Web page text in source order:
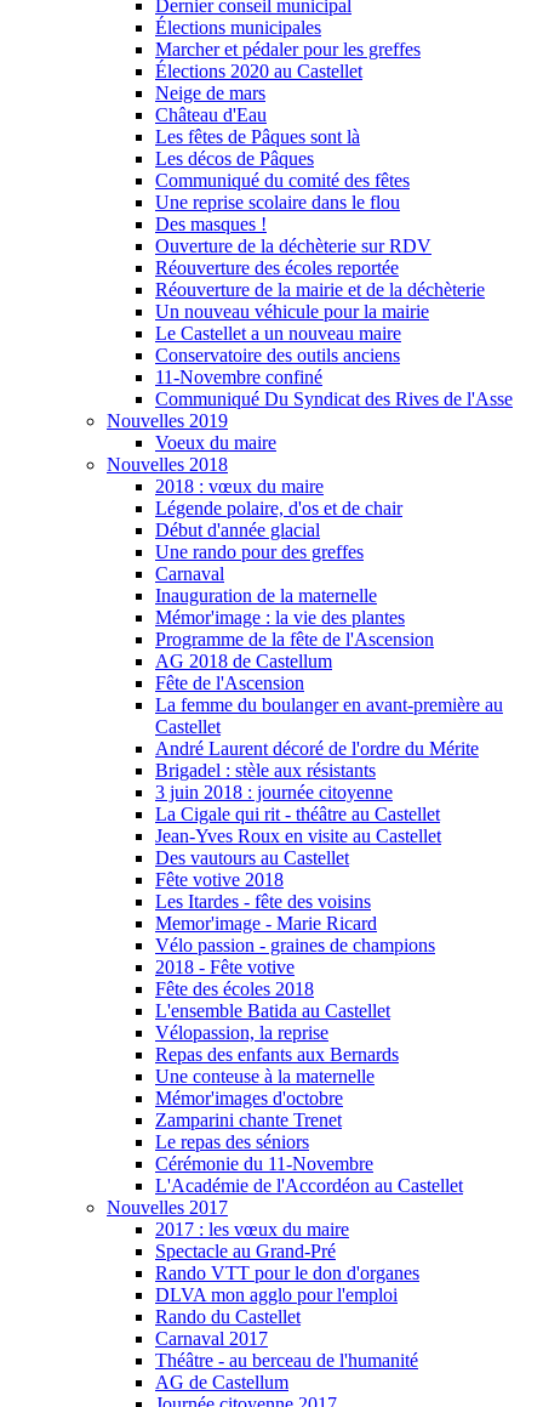
Dernier conseil municipal
Élections municipales
Marcher et pédaler pour les greffes
Élections 2020 au Castellet
Neige de mars
Château d'Eau
Les fêtes de Pâques sont là
Les décos de Pâques
Communiqué du comité des fêtes
Une reprise scolaire dans le flou
Des masques !
Ouverture de la déchèterie sur RDV
Réouverture des écoles reportée
Réouverture de la mairie et de la déchèterie
Un nouveau véhicule pour la mairie
Le Castellet a un nouveau maire
Conservatoire des outils anciens
11-Novembre confiné
Communiqué Du Syndicat des Rives de l'Asse
Nouvelles 2019
Voeux du maire
Nouvelles 2018
2018 : vœux du maire
Légende polaire, d'os et de chair
Début d'année glacial
Une rando pour des greffes
Carnaval
Inauguration de la maternelle
Mémor'image : la vie des plantes
Programme de la fête de l'Ascension
AG 2018 de Castellum
Fête de l'Ascension
La femme du boulanger en avant-première au
Castellet
André Laurent décoré de l'ordre du Mérite
Brigadel : stèle aux résistants
3 juin 2018 : journée citoyenne
La Cigale qui rit - théâtre au Castellet
Jean-Yves Roux en visite au Castellet
Des vautours au Castellet
Fête votive 2018
Les Itardes - fête des voisins
Memor'image - Marie Ricard
Vélo passion - graines de champions
2018 - Fête votive
Fête des écoles 2018
L'ensemble Batida au Castellet
Vélopassion, la reprise
Repas des enfants aux Bernards
Une conteuse à la maternelle
Mémor'images d'octobre
Zamparini chante Trenet
Le repas des séniors
Cérémonie du 11-Novembre
L'Académie de l'Accordéon au Castellet
Nouvelles 2017
2017 : les vœux du maire
Spectacle au Grand-Pré
Rando VTT pour le don d'organes
DLVA mon agglo pour l'emploi
Rando du Castellet
Carnaval 2017
Théâtre - au berceau de l'humanité
AG de Castellum